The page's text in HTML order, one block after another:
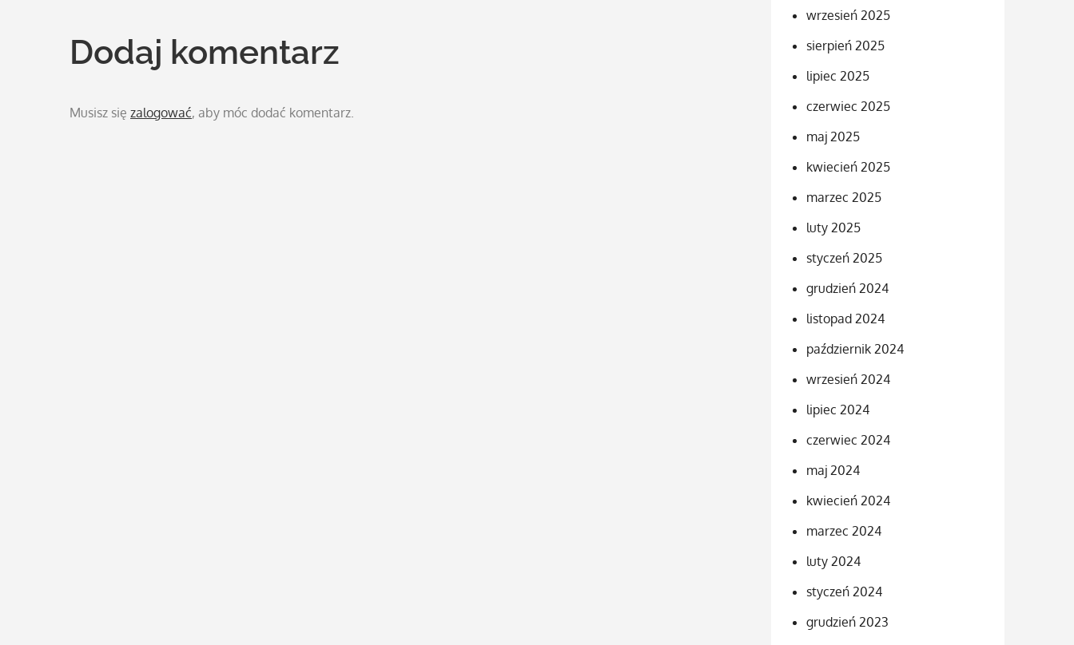
Dodaj komentarz
Musisz się zalogować, aby móc dodać komentarz.
wrzesień 2025
sierpień 2025
lipiec 2025
czerwiec 2025
maj 2025
kwiecień 2025
marzec 2025
luty 2025
styczeń 2025
grudzień 2024
listopad 2024
październik 2024
wrzesień 2024
lipiec 2024
czerwiec 2024
maj 2024
kwiecień 2024
marzec 2024
luty 2024
styczeń 2024
grudzień 2023